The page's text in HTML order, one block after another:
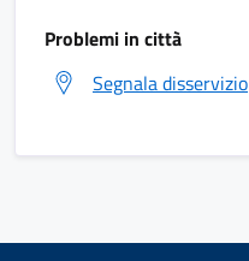
Problemi in città
Segnala disservizio